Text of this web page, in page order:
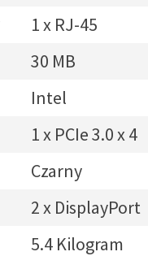
1 x RJ-45
30 MB
Intel
1 x PCIe 3.0 x 4
Czarny
2 x DisplayPort
5.4 Kilogram